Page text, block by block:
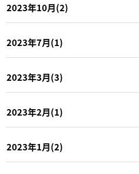
2023年10月(2)
2023年7月(1)
2023年3月(3)
2023年2月(1)
2023年1月(2)